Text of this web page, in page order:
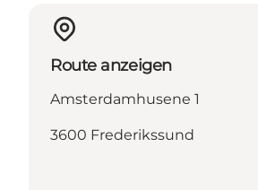
Route anzeigen
Amsterdamhusene 1
3600 Frederikssund